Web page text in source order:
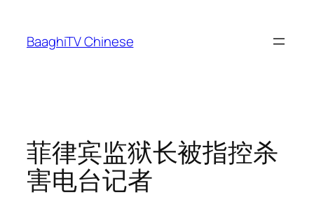
content
BaaghiTV Chinese
菲律宾监狱长被指控杀
害电台记者